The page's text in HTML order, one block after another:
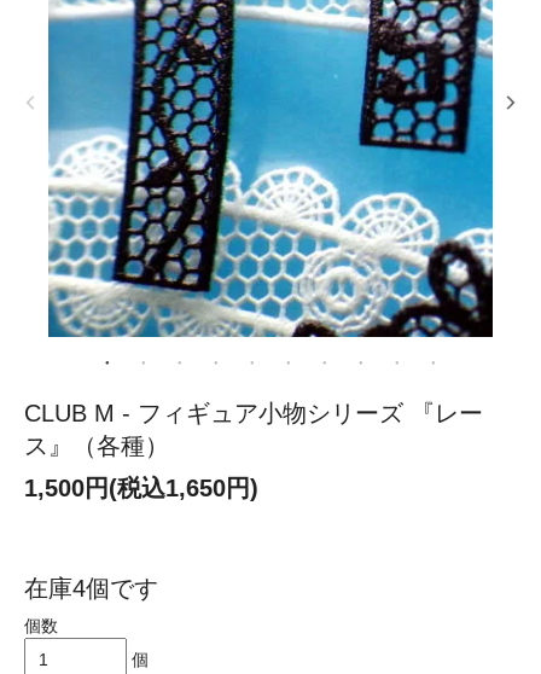
CLUB M - フィギュア小物シリーズ 『レー
ス』（各種）
1,500円(税込1,650円)
在庫4個です
個数
個